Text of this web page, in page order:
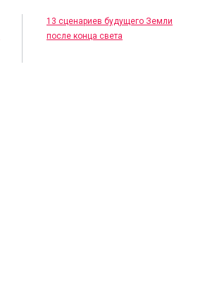
13 сценариев будущего Земли
после конца света